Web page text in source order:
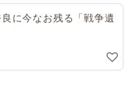
に今なお残る「戦争遺